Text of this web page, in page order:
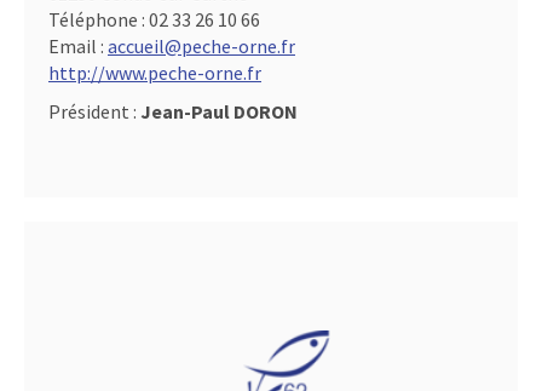
Téléphone : 02 33 26 10 66
Email : accueil@peche-orne.fr
http://www.peche-orne.fr
Président : Jean-Paul DORON